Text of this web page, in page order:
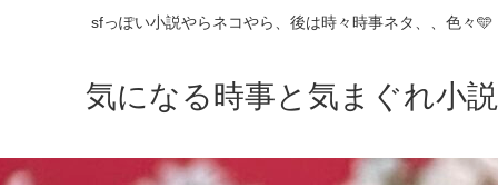
sfっぽい小説やらネコやら、後は時々時事ネタ、、色々🩵
気になる時事と気まぐれ小説